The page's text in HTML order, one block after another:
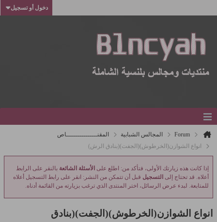
دخول أو تسجيل
Forum المجالس الشبابية
المقنــــــــــــــــاص
انواع الشوازن(الخرطوش)(الجفت)(بنادق الرش)
إذا كانت هذه زيارتك الأولى، فتأكد من: اطلع على الأسئلة الشائعة بالنقر على الرابط
أعلاه. قد تحتاج إلى التسجيل قبل أن تتمكن من النشر: انقر على رابط التسجيل أعلاه
للمتابعة. لبدء عرض الرسائل، اختر المنتدى الذي ترغب بزيارته من القائمة أدناه.
انواع الشوازن(الخرطوش)(الجفت)(بنادق